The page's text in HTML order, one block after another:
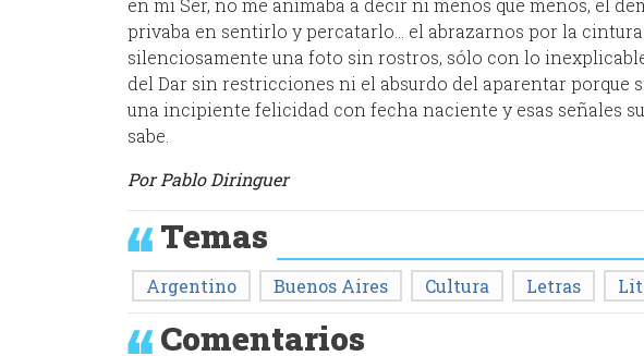
privaba en sentirlo y percatarlo… el abrazarnos por la
silenciosamente una foto sin rostros, sólo con lo
del Dar sin restricciones ni el absurdo del aparentar porque
una incipiente felicidad con fecha naciente y esas señales
sabe.
Por Pablo Diringuer
Temas
Argentino Buenos Aires Cultura Letras
Comentarios